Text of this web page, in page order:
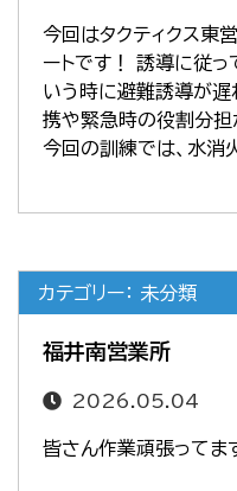
今回はタクティクス東
ートです！ 誘導に従っ
いう時に避難誘導が遅
携や緊急時の役割分担
今回の訓練では、水
カテゴリー： 未分類
福井南営業所
2026.05.04
皆さん作業頑張ってま